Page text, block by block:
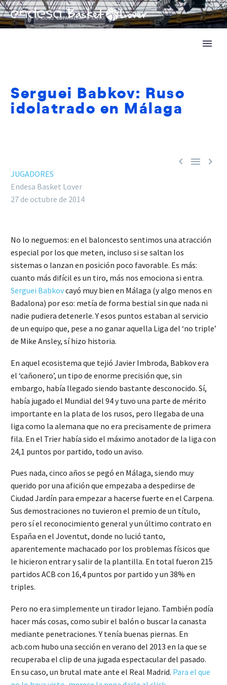
Serguei Babkov: Ruso
idolatrado en Málaga
  
JUGADORES
Endesa Basket Lover
27 de octubre de 2014
No lo neguemos: en el baloncesto sentimos una atracción
especial por los que meten, incluso si se saltan los
sistemas o lanzan en posición poco favorable. Es más:
cuanto más difícil es un tiro, más nos emociona si entra.
Serguei Babkovcayó muy bien en Málaga (y algo menos en
Badalona) por eso: metía de forma bestial sin que nada ni
nadie pudiera detenerle. Y esos puntos estaban al servicio
de un equipo que, pese a no ganar aquella Liga del ‘no triple’
de Mike Ansley, sí hizo historia.
En aquel ecosistema que tejió Javier Imbroda, Babkov era
el ‘cañonero’, un tipo de enorme precisión que, sin
embargo, había llegado siendo bastante desconocido. Sí,
había jugado el Mundial del 94 y tuvo una parte de mérito
importante en la plata de los rusos, pero llegaba de una
liga como la alemana que no era precisamente de primera
fila. En el Trier había sido el máximo anotador de la liga con
24,1 puntos por partido, todo un aviso.
Pues nada, cinco años se pegó en Málaga, siendo muy
querido por una afición que empezaba a despedirse de
Ciudad Jardín para empezar a hacerse fuerte en el Carpena.
Sus demostraciones no tuvieron el premio de un título,
pero sí el reconocimiento general y un último contrato en
España en el Joventut, donde no lució tanto,
aparentemente machacado por los problemas físicos que
le hicieron entrar y salir de la plantilla. En total fueron 215
partidos ACB con 16,4 puntos por partido y un 38% en
triples.
Pero no era simplemente un tirador lejano. También podía
hacer más cosas, como subir el balón o buscar la canasta
mediante penetraciones. Y tenía buenas piernas. En
acb.com hubo una sección en verano del 2013 en la que se
recuperaba el clip de una jugada espectacular del pasado.
En su caso, un brutal mate ante el Real Madrid. Para el que